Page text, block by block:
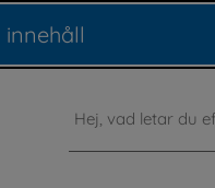
innehåll
Sök